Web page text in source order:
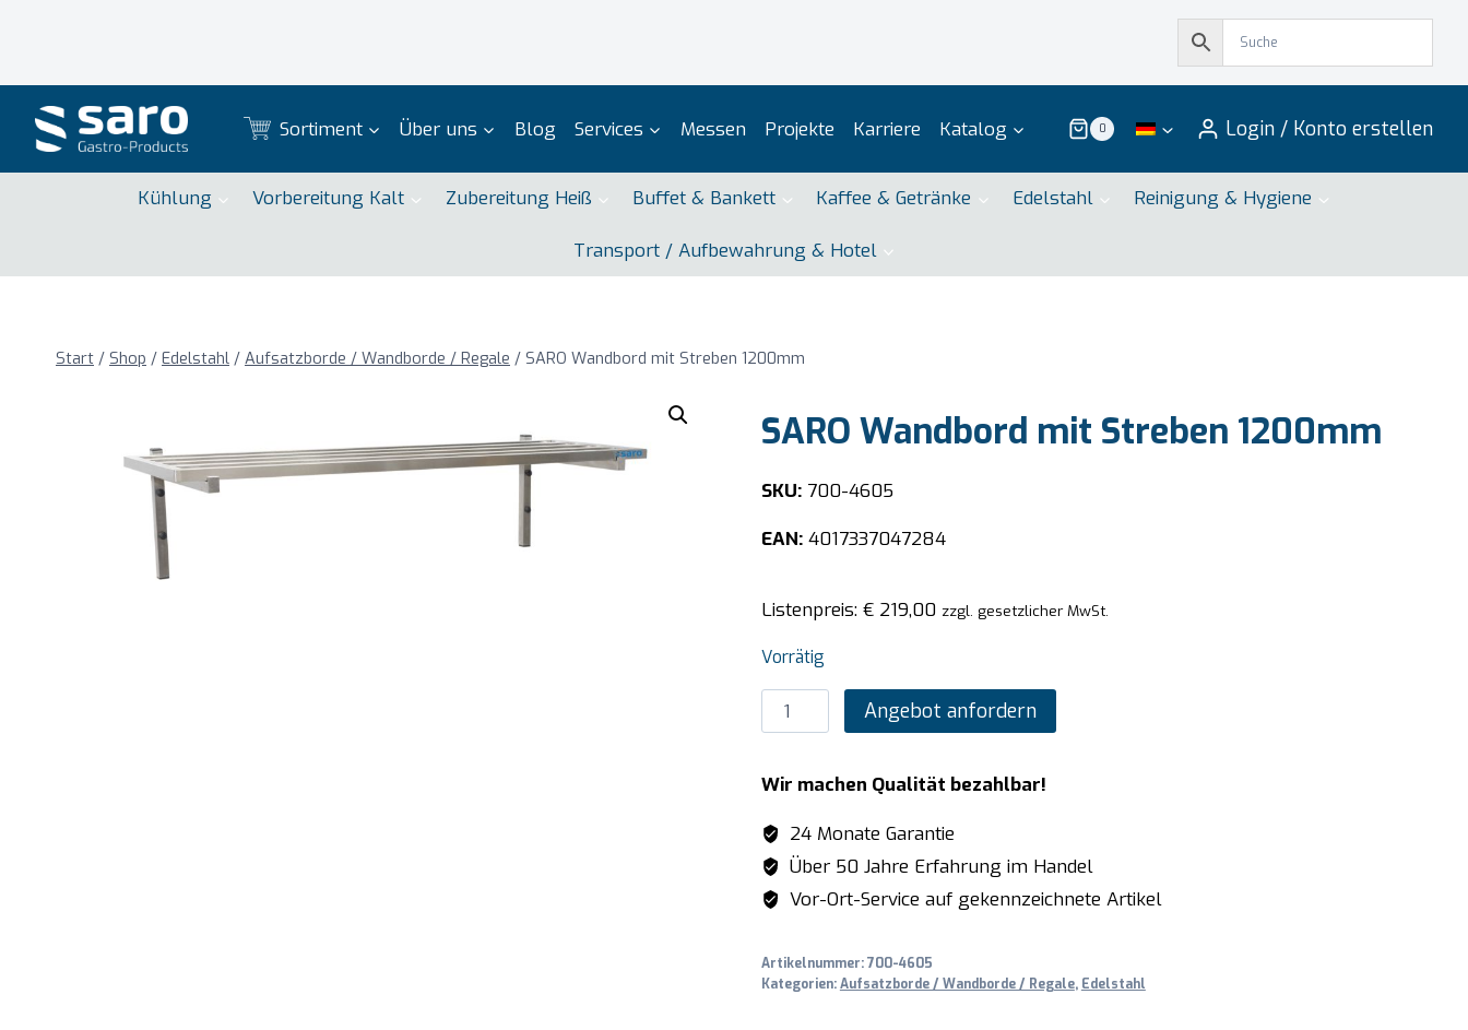
Sortiment Über uns Blog Services Messen Projekte Karriere Katalog 0 Login / Konto erstellen
Kühlung Vorbereitung Kalt Zubereitung Heiß Buffet & Bankett Kaffee & Getränke Edelstahl Reinigung & Hygiene
Transport / Aufbewahrung & Hotel
Start / Shop / Edelstahl / Aufsatzborde / Wandborde / Regale / SARO Wandbord mit Streben 1200mm
SARO Wandbord mit Streben 1200mm
SKU:700-4605
EAN:4017337047284
Listenpreis: €219,00 zzgl. gesetzlicher MwSt.
Vorrätig
SARO
Wandbord
Streben
1200mm
Menge
Angebot anfordern
Wir machen Qualität bezahlbar!
24 Monate Garantie
Über 50 Jahre Erfahrung im Handel
Vor-Ort-Service auf gekennzeichnete Artikel
Artikelnummer:700-4605
Kategorien:Aufsatzborde / Wandborde / Regale, Edelstahl